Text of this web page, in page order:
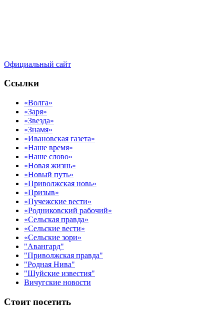
Официальный сайт
Ссылки
«Волга»
«Заря»
«Звезда»
«Знамя»
«Ивановская газета»
«Наше время»
«Наше слово»
«Новая жизнь»
«Новый путь»
«Приволжская новь»
«Призыв»
«Пучежские вести»
«Родниковский рабочий»
«Сельская правда»
«Сельские вести»
«Сельские зори»
"Авангард"
"Приволжская правда"
"Родная Нива"
"Шуйские известия"
Вичугские новости
Стоит посетить